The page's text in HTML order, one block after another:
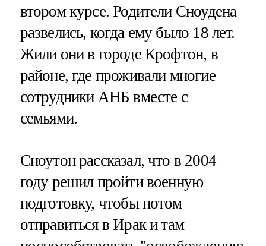
втором курсе. Родители Сноудена
развелись, когда ему было 18 лет.
Жили они в городе Крофтон, в
районе, где проживали многие
сотрудники АНБ вместе с
семьями.
Сноутон рассказал, что в 2004
году решил пройти военную
подготовку, чтобы потом
отправиться в Ирак и там